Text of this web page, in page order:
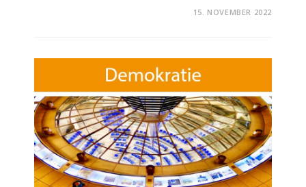
15. NOVEMBER 2022